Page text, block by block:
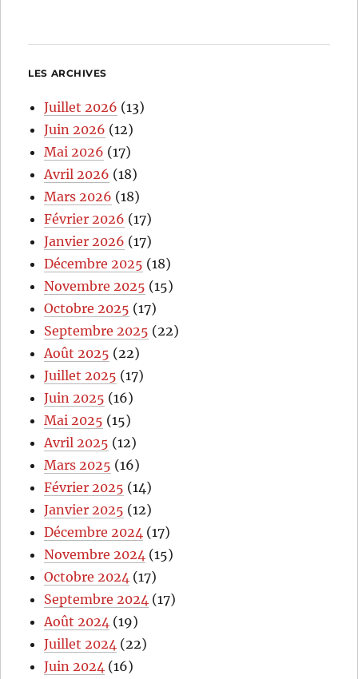
LES ARCHIVES
Juillet 2026 (13)
Juin 2026 (12)
Mai 2026 (17)
Avril 2026 (18)
Mars 2026 (18)
Février 2026 (17)
Janvier 2026 (17)
Décembre 2025 (18)
Novembre 2025 (15)
Octobre 2025 (17)
Septembre 2025 (22)
Août 2025 (22)
Juillet 2025 (17)
Juin 2025 (16)
Mai 2025 (15)
Avril 2025 (12)
Mars 2025 (16)
Février 2025 (14)
Janvier 2025 (12)
Décembre 2024 (17)
Novembre 2024 (15)
Octobre 2024 (17)
Septembre 2024 (17)
Août 2024 (19)
Juillet 2024 (22)
Juin 2024 (16)